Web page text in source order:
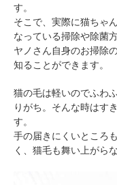
す。
そこで、実際に猫ちゃ
なっている掃除や除菌
ヤノさん自身のお掃除
知ることができます。
猫の毛は軽いのでふわ
りがち。そんな時はす
す。
手の届きにくいところ
く、猫毛も舞い上がら